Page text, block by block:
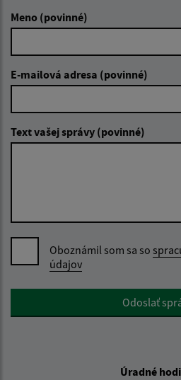
Meno (povinné)
E-mailová adresa (povinné)
Text vašej správy (povinné)
Oboznámil som sa so
údajov
Google reCaptcha ResponseOdoslať
Úradné